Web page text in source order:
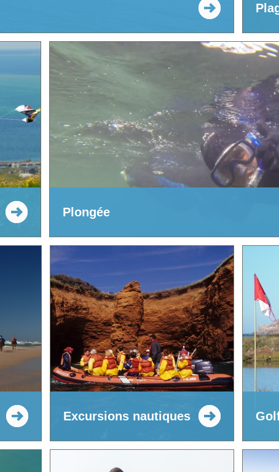
Plongée
Excursions nautiques